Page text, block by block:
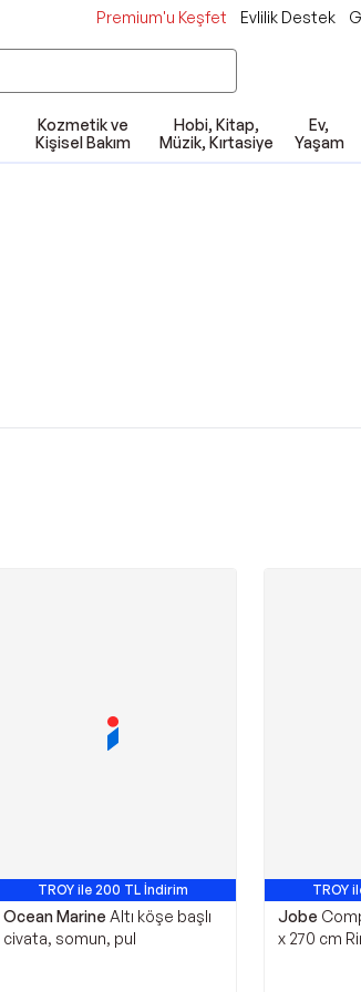
Premium'u Keşfet Evlilik Destek
Kozmetik ve
Kişisel Bakım
Hobi, Kitap,
Müzik, Kırtasiye
Ev,
Yaşam
TROY ile 200 TL İndirim
Ocean Marine Altı köşe başlı
civata, somun, pul
TROY
Jobe
x 270 cm